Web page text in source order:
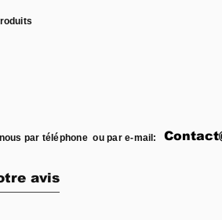
par téléphone ou par e-mail:
avis